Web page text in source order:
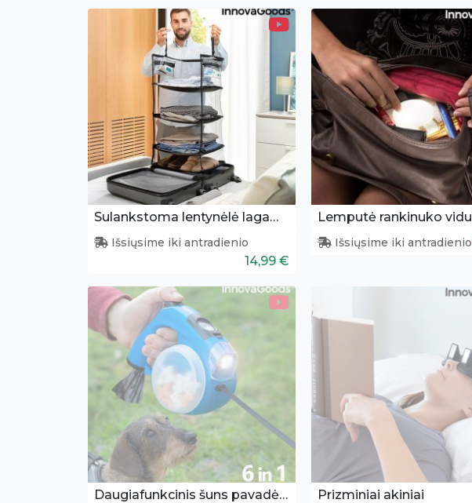
Sulankstoma lentynėlė lagaminui
Išsiųsime iki antradienio
14,99 €
Išsiųsime iki antradienio
Daugiafunkcinis šuns pavadėlis
Prizminiai akiniai